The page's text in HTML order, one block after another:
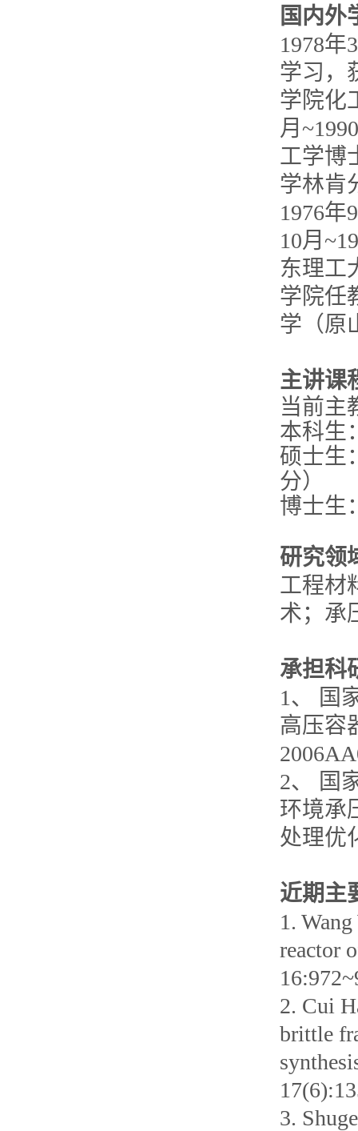
国内外
1978年
学习，
学院化
月
工学博
学林肯
1976年
10月
东理工
学院任
学（原
主讲课
当前主
本科生
硕士生
分）
博士生
研究领
工程材
术；承
承担科
1、 国
高压容
2、 国
环境承
处理优
近期主
1.
reactor
2. Cui
brittle
3.